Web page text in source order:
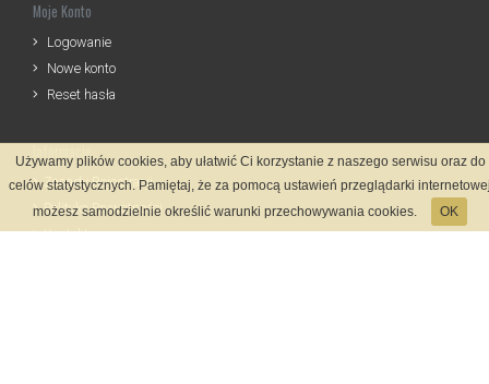
Moje Konto
Logowanie
Nowe konto
Reset hasła
Informacje
Zasady Rejestracji
Polityka Prywatności
Kontakt
Używamy plików cookies, aby ułatwić Ci korzystanie z naszego serwisu oraz do
celów statystycznych. Pamiętaj, że za pomocą ustawień przeglądarki
możesz samodzielnie określić warunki przechowywania cookies.
OK